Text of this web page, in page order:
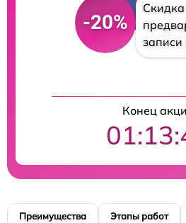
-20%
записи
Конец
Преимущества Этапы работ